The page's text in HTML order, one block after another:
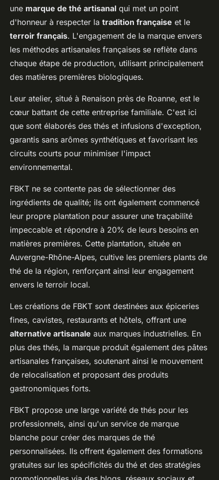
une marque de thé artisanal qui met un point
d'honneur à respecter la tradition française et le
terroir français. L'engagement de la marque envers
les méthodes artisanales françaises se reflète dans
chaque étape de production, utilisant principalement
des matières premières biologiques.
Leur atelier, situé à Renaison près de Roanne, est le
cœur battant de cette entreprise familiale. C'est ici
que sont élaborés des thés et infusions d'exception,
garantis sans arômes synthétiques et favorisant les
circuits courts pour minimiser l'impact
environnemental.
FBKT ne se contente pas de sélectionner des
ingrédients de qualité; ils ont également commencé
leur propre plantation pour assurer une traçabilité
impeccable et répondre à 20% de leurs besoins en
matières premières. Cette plantation, située en
Auvergne-Rhône-Alpes, cultive les premiers plants de
thé de la région, renforçant ainsi leur engagement
envers le terroir local.
Les créations de FBKT sont destinées aux épiceries
fines, cavistes, restaurants et hôtels, offrant une
alternative artisanale aux marques industrielles. En
plus des thés, la marque produit également des pâtes
artisanales françaises, soutenant ainsi le mouvement
de relocalisation et proposant des produits
gastronomiques forts.
FBKT propose une large variété de thés pour les
professionnels, ainsi qu'un service de marque
blanche pour créer des marques de thé
personnalisées. Ils offrent également des formations
gratuites sur les spécificités du thé et des stratégies